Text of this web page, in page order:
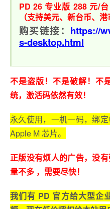
PD 26 专业版 288 元/台
（支持美元、新台币、港
购买链接： https://
s-desktop.html
不是盗版！不是破解！不
统，激活码依然有效！
永久使用，一机一码，绑
Apple M 芯片。
正版没有烦人的广告，没
量不多 ，需要尽快！
我们有 PD 官方给大型企